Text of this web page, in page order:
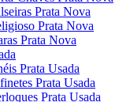
Prata Nova
Prata Nova
Prata Nova
Prata Usada
Prata Usada
Prata Usada